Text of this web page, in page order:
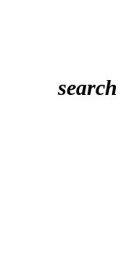
search